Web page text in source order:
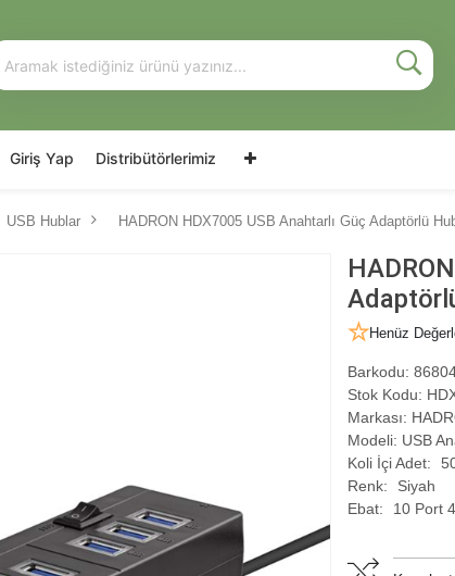
Giriş Yap Distribütörlerimiz
USB Hublar HADRON HDX7005 USB Anahtarlı Güç Adaptörlü
Henüz
Barkodu:
Stok Kodu:
Markası:
Modeli: USB
Koli İçi Adet:
Renk:
Siyah
Ebat:
10 Port